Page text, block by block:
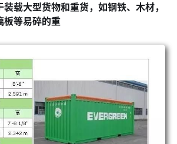
载大型货物和重货，如钢铁、木材，
板等易碎的重